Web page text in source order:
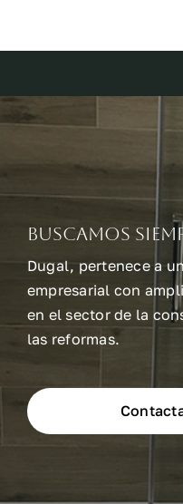
Buscamos
Dugal, pertenece a
empresarial con
en el sector de la
las reformas.